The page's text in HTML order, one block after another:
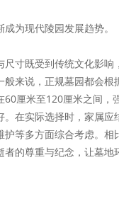
为现代陵园发展趋势。
尺寸既受到传统文化影响
般来说，正规墓园都会根
60厘米至120厘米之间，
。在实际选择时，家属应
护等多方面综合考虑。相
者的尊重与纪念，让墓地